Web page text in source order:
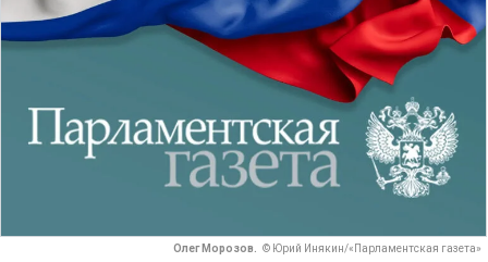
Олег Морозов. © Юрий Инякин/«Парламентская газета»